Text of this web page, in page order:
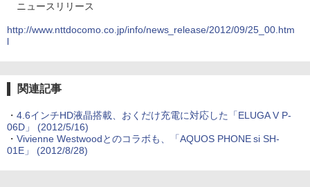
ニュースリリース
http://www.nttdocomo.co.jp/info/news_release/2012/09/25_00.htm
l
関連記事
・ 4.6インチHD液晶搭載、おくだけ充電に対応した「ELUGA V P-
06D」
(2012/5/16)
・ Vivienne Westwoodとのコラボも、「AQUOS PHONE si SH-
01E」
(2012/8/28)